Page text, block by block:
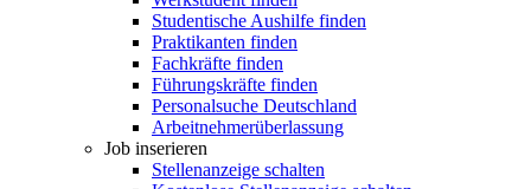
Studentische Aushilfe finden
Praktikanten finden
Fachkräfte finden
Führungskräfte finden
Personalsuche Deutschland
Arbeitnehmerüberlassung
Job inserieren
Stellenanzeige schalten